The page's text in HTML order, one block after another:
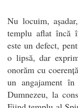
Nu locuim,
templu aflat încă
este un defect,
o lipsă, dar
onorăm cu
un angajament
Dumnezeu, la